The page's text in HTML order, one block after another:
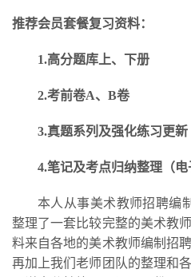
推荐会员套餐复习资料：
1.高分题库上、下册
2.考前卷A、B卷
3.真题系列及强化练习更新
4.笔记及考点归纳整理（电
本人从事美术教师招聘编
整理了一套比较完整的美术教
料来自各地的美术教师编制招
再加上我们老师团队的整理和